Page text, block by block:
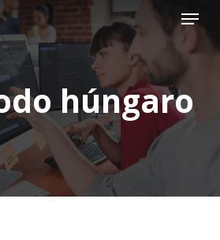
Menu
húngaro